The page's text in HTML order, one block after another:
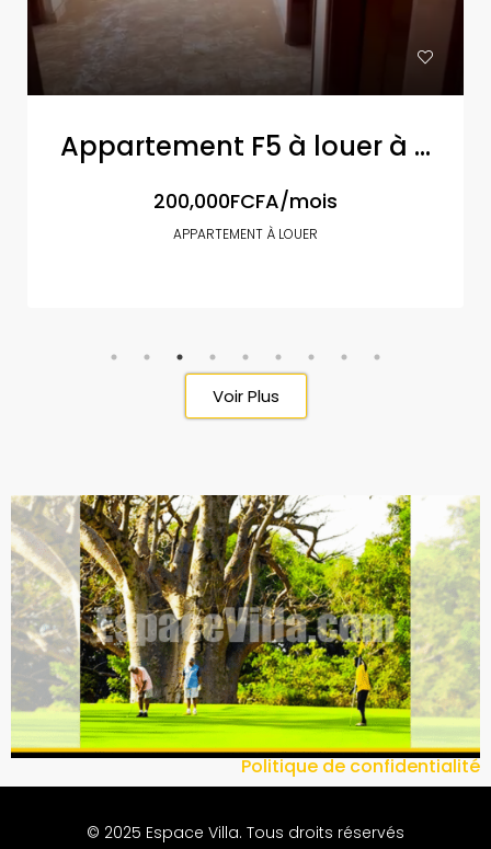
Appartement F5 à louer à Keur Massar côté CEM unité 4
200,000FCFA/mois
APPARTEMENT À LOUER
Voir Plus
Politique de confidentialité
© 2025 Espace Villa. Tous droits réservés